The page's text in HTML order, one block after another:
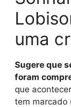
uma
Sugere que
foram
que
tem marcado